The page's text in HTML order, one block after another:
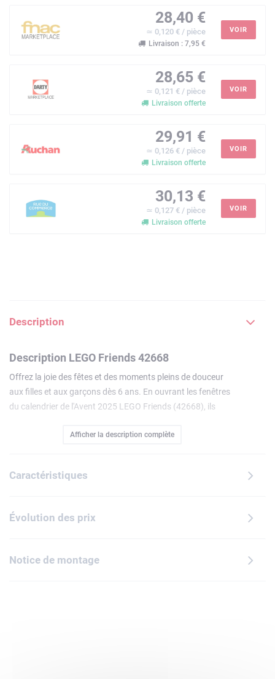
28,40 €
≃ 0,120 € / pièce
Livraison : 7,95 €
VOIR
28,65 €
≃ 0,121 € / pièce
Livraison offerte
VOIR
29,91 €
≃ 0,126 € / pièce
Livraison offerte
VOIR
30,13 €
≃ 0,127 € / pièce
Livraison offerte
VOIR
Description
Description LEGO Friends 42668
Offrez la joie des fêtes et des moments pleins de douceur
aux filles et aux garçons dès 6 ans. En ouvrant les fenêtres
du calendrier de l'Avent 2025 LEGO Friends (42668), ils
Léo), ainsi que 5 animaux LEGO : 2 chiens, un cochon
fenêtre révèle une construction inspirant une activité
karaoké, chevaucher un cheval à bascule ou préparer un
chocolat chaud. Chaque mini-poupée possède un matelas
une infinité d'histoires aux enfants. Le set inclut également
un canapé, une lampe, une cheminée, une luge, 5 cadeaux
Afficher la description complète
Caractéristiques
Évolution des prix
Notice de montage